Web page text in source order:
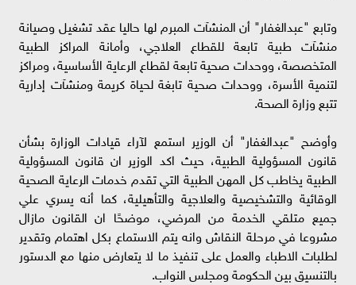
وتابع "عبدالغفار" أن المنشآت المبرم لها حاليا عقد تشغيل وصيانة
منشآت طبية تابعة للقطاع العلاجي، وأمانة المراكز الطبية
المتخصصة، ووحدات صحية تابعة لقطاع الرعاية الأساسية، ومراكز
لتنمية الأسرة، ووحدات صحية تابغة لحياة كريمة ومنشآت إدارية
تتبع وزارة الصحة.
وأوضح "عبدالغفار" أن الوزير استمع لآراء قيادات الوزارة بشأن
قانون المسؤولية الطبية، حيث اكد الوزير ان قانون المسؤولية
الطبية يخاطب كل المهن الطبية التي تقدم خدمات الرعاية الصحية
الوقائية والتشخيصية والعلاجية والتأهيلية، كما أنه يسري علي
جميع متلقي الخدمة من المرضي، موضحًا ان القانون مازال
مشروعا في مرحلة النقاش وانه يتم الاستماع بكل اهتمام وتقدير
لطلبات الاطباء والعمل على تنفيذ ما لا يتعارض منها مع الدستور
بالتنسيق بين الحكومة ومجلس النواب.